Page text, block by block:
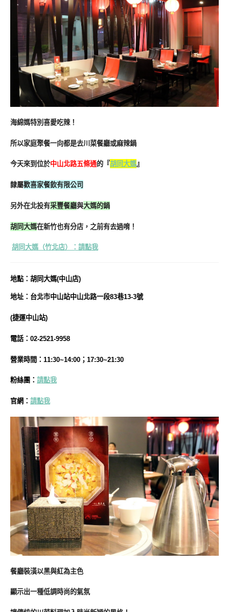
海綿媽特別喜愛吃辣！
所以家庭聚餐一向都是去川菜餐廳或麻辣鍋
今天來到位於中山北路五條通的『胡同大媽』
隸屬歡喜家餐飲有限公司
另外在北投有采豐餐廳與大媽的鍋
胡同大媽在新竹也有分店，之前有去過唷！
胡同大媽（竹北店）：請點我
地點：胡同大媽(中山店)
地址：台北市中山站中山北路一段83巷13-3號
(捷運中山站)
電話：02-2521-9958
營業時間：11:30~14:00；17:30~21:30
粉絲團： 請點我
官網： 請點我
餐廳裝潢以黑與紅為主色
顯示出一種低調時尚的氣氛